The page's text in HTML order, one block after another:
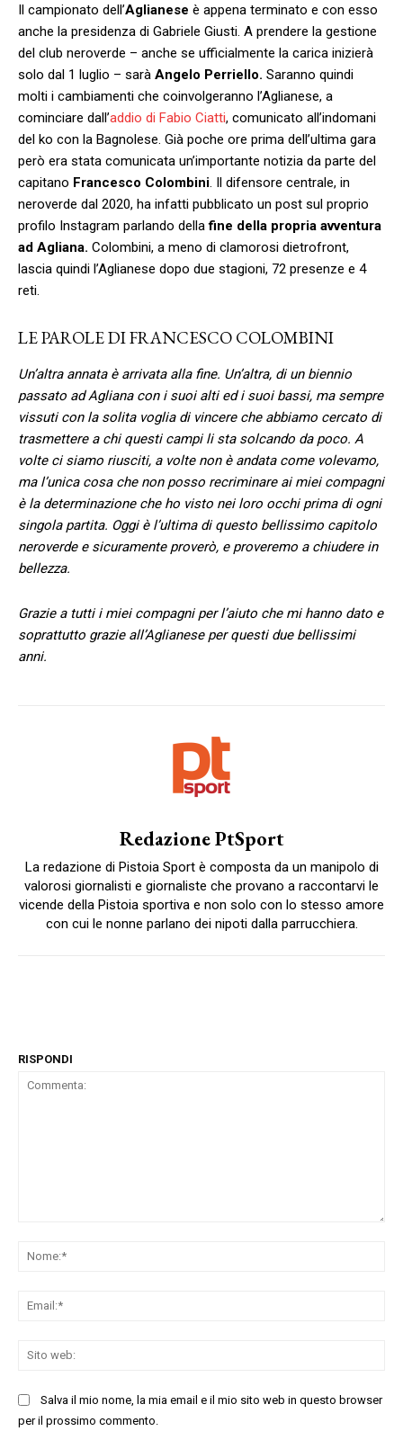
Il campionato dell’Aglianese è appena terminato e con esso
anche la presidenza di Gabriele Giusti. A prendere la gestione
del club neroverde – anche se ufficialmente la carica inizierà
solo dal 1 luglio – sarà Angelo Perriello. Saranno quindi
molti i cambiamenti che coinvolgeranno l’Aglianese, a
cominciare dall’addio di Fabio Ciatti, comunicato all’indomani
del ko con la Bagnolese. Già poche ore prima dell’ultima gara
però era stata comunicata un’importante notizia da parte del
capitano Francesco Colombini. Il difensore centrale, in
neroverde dal 2020, ha infatti pubblicato un post sul proprio
profilo Instagram parlando dellafine della propria avventura
ad Agliana. Colombini, a meno di clamorosi dietrofront,
lascia quindi l’Aglianese dopo due stagioni, 72 presenze e 4
reti.
LE PAROLE DI FRANCESCO COLOMBINI
Un’altra annata è arrivata alla fine. Un’altra, di un biennio
passato ad Agliana con i suoi alti ed i suoi bassi, ma sempre
vissuti con la solita voglia di vincere che abbiamo cercato di
trasmettere a chi questi campi li sta solcando da poco. A
volte ci siamo riusciti, a volte non è andata come volevamo,
ma l’unica cosa che non posso recriminare ai miei compagni
è la determinazione che ho visto nei loro occhi prima di ogni
singola partita. Oggi è l’ultima di questo bellissimo capitolo
neroverde e sicuramente proverò, e proveremo a chiudere in
bellezza.
Grazie a tutti i miei compagni per l’aiuto che mi hanno dato e
soprattutto grazie all’Aglianese per questi due bellissimi
anni.
Redazione PtSport
La redazione di Pistoia Sport è composta da un manipolo di
valorosi giornalisti e giornaliste che provano a raccontarvi le
vicende della Pistoia sportiva e non solo con lo stesso amore
con cui le nonne parlano dei nipoti dalla parrucchiera.
RISPONDI
Salva il mio nome, la mia email e il mio sito web in questo browser
per il prossimo commento.